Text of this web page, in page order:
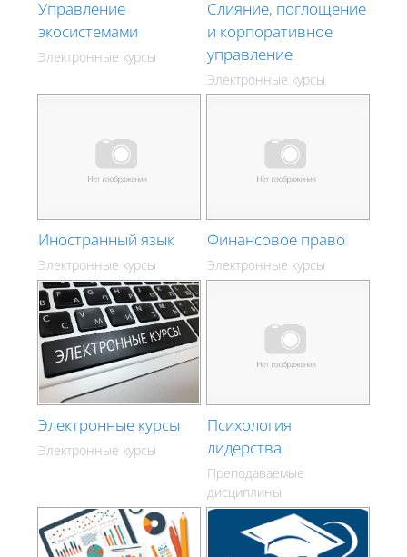
Управление
экосистемами
Электронные курсы
Слияние, поглощение
и корпоративное
управление
Электронные курсы
Иностранный язык
Электронные курсы
Финансовое право
Электронные курсы
Электронные курсы
Электронные курсы
Психология
лидерства
Преподаваемые
дисциплины